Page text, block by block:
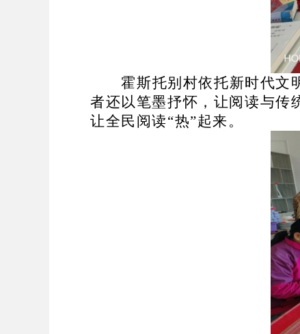
霍斯托别村依托新时代文
者还以笔墨抒怀，让阅读与传
让全民阅读“热”起来。